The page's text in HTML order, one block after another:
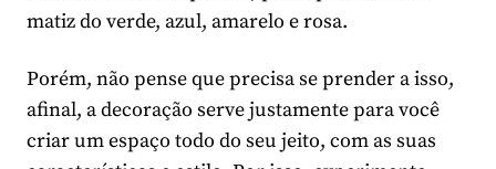
matiz do verde, azul, amarelo e rosa.
Porém, não pense que precisa se prender a isso,
afinal, a decoração serve justamente para você
criar um espaço todo do seu jeito, com as suas